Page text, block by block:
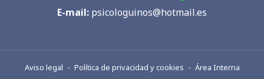
E-mail: psicologuinos@hotmail.es
Aviso legal - Política de privacidad y cookies - Área Interna